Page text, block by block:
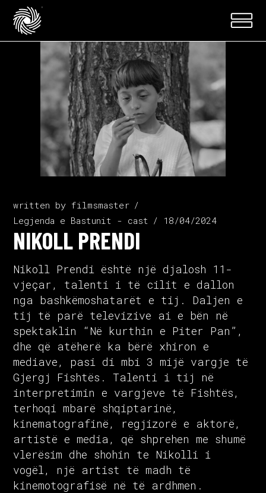
written by filmsmaster
Legjenda e Bastunit - cast
18/04/2024
NIKOLL PRENDI
Nikoll Prendi është një djalosh 11-
vjeçar, talenti i të cilit e dallon
nga bashkëmoshatarët e tij. Daljen e
tij të parë televizive ai e bën në
spektaklin “Në kurthin e Piter Pan”,
dhe që atëherë ka bërë xhiron e
mediave, pasi di mbi 3 mijë vargje të
Gjergj Fishtës. Talenti i tij në
interpretimin e vargjeve të Fishtës,
terhoqi mbarë shqiptarinë,
kinematografinë, regjizorë e aktorë,
artistë e media, që shprehen me shumë
vlerësim dhe shohin te Nikolli i
vogël, një artist të madh të
kinemotografisë në të ardhmen.